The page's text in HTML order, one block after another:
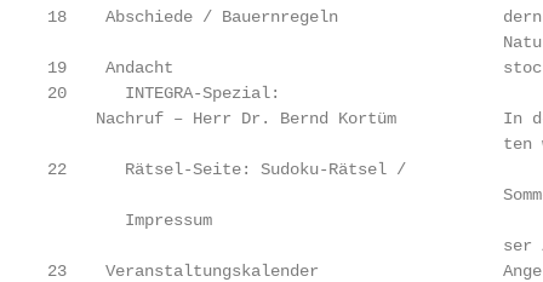
18    Abschiede / Bauernregeln                 dern
19    Andacht                                  stocken
20 	INTEGRA-Spezial:
Nachruf – Herr Dr. Bernd Kortüm           In
ten
22 	Rätsel-Seite: Sudoku-Rätsel /
ser
23    Veranstaltungskalender